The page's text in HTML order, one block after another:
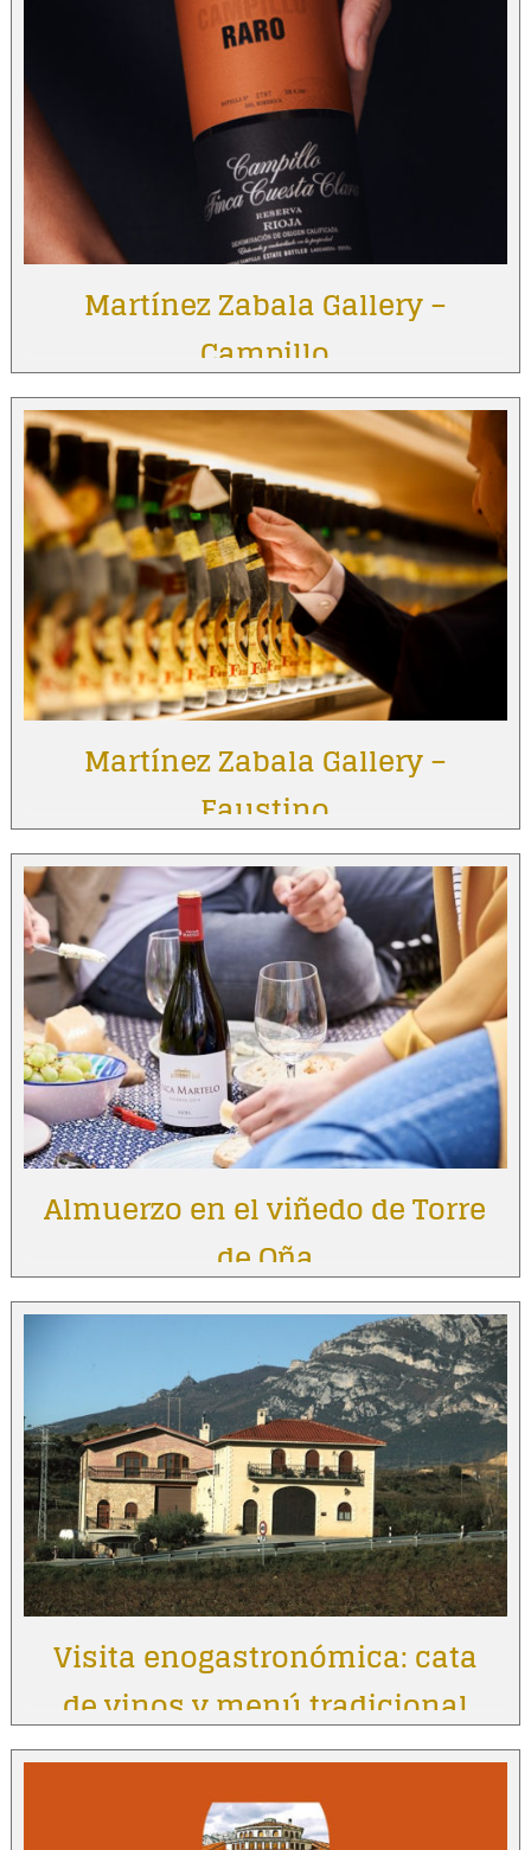
Martínez Zabala Gallery –
Campillo
Martínez Zabala Gallery –
Faustino
Almuerzo en el viñedo de Torre
de Oña
Visita enogastronómica: cata
de vinos y menú tradicional